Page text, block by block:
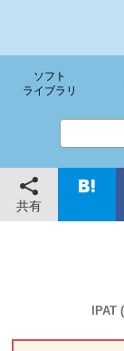
ソフト
ライブラリ
共有
IPAT